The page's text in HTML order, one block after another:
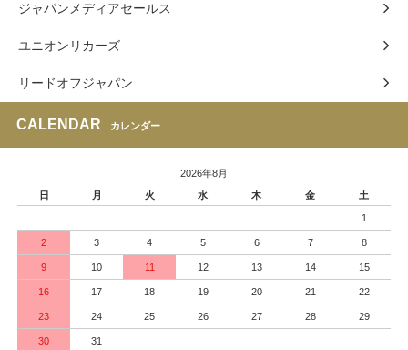
ジャパンメディアセールス
ユニオンリカーズ
リードオフジャパン
CALENDAR カレンダー
2026年8月
日
月 火 水 木 金 土
1
2 3 4 5 6 7 8
9 10 11 12 13 14 15
16 17 18 19 20 21 22
23 24 25 26 27 28 29
30 31